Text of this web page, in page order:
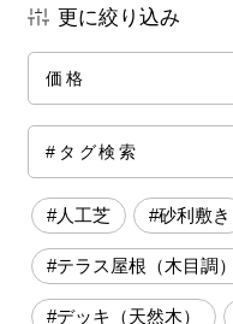
更に絞り込み
価格
150万円前後 200
300万円前後 500
#タグ検索
#人工芝 #砂利敷き
#テラス屋根（木目調）
#デッキ（天然木）